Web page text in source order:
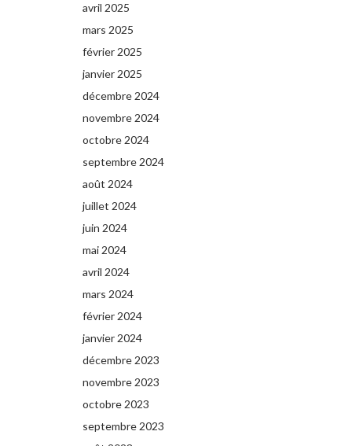
avril 2025
mars 2025
février 2025
janvier 2025
décembre 2024
novembre 2024
octobre 2024
septembre 2024
août 2024
juillet 2024
juin 2024
mai 2024
avril 2024
mars 2024
février 2024
janvier 2024
décembre 2023
novembre 2023
octobre 2023
septembre 2023